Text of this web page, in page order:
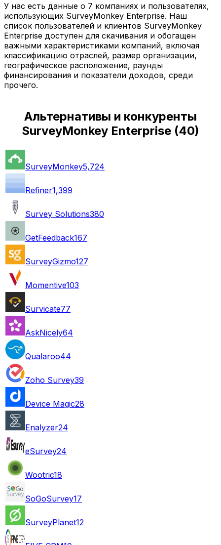
У нас есть данные о 7 компаниях и пользователях,
использующих SurveyMonkey Enterprise. Наш
список пользователей и клиентов SurveyMonkey
Enterprise доступен для скачивания и обогащен
важными характеристиками компаний, включая
классификацию отраслей, размер организации,
географическое расположение, раунды
финансирования и показатели доходов, среди
прочего.
Альтернативы и конкуренты
SurveyMonkey Enterprise (40)
SurveyMonkey5,724
Refiner1,399
Survey Solutions380
GetFeedback167
SurveyGizmo127
Momentive103
Survicate77
AskNicely64
Qualaroo44
Zoho Survey39
Device Magic28
Enalyzer24
eSurvey24
Wootric18
SoGoSurvey17
SurveyPlanet12